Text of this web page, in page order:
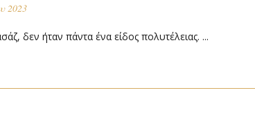
2023
δεν ήταν πάντα ένα είδος πολυτέλειας. ...